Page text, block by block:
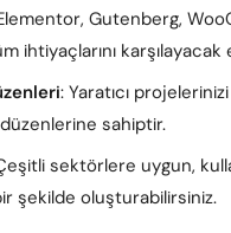
Gutenberg,
ihtiyaçlarını
: Yaratıcı
sahiptir.
sektörlere uygun,
şekilde oluşturabilirsiniz.